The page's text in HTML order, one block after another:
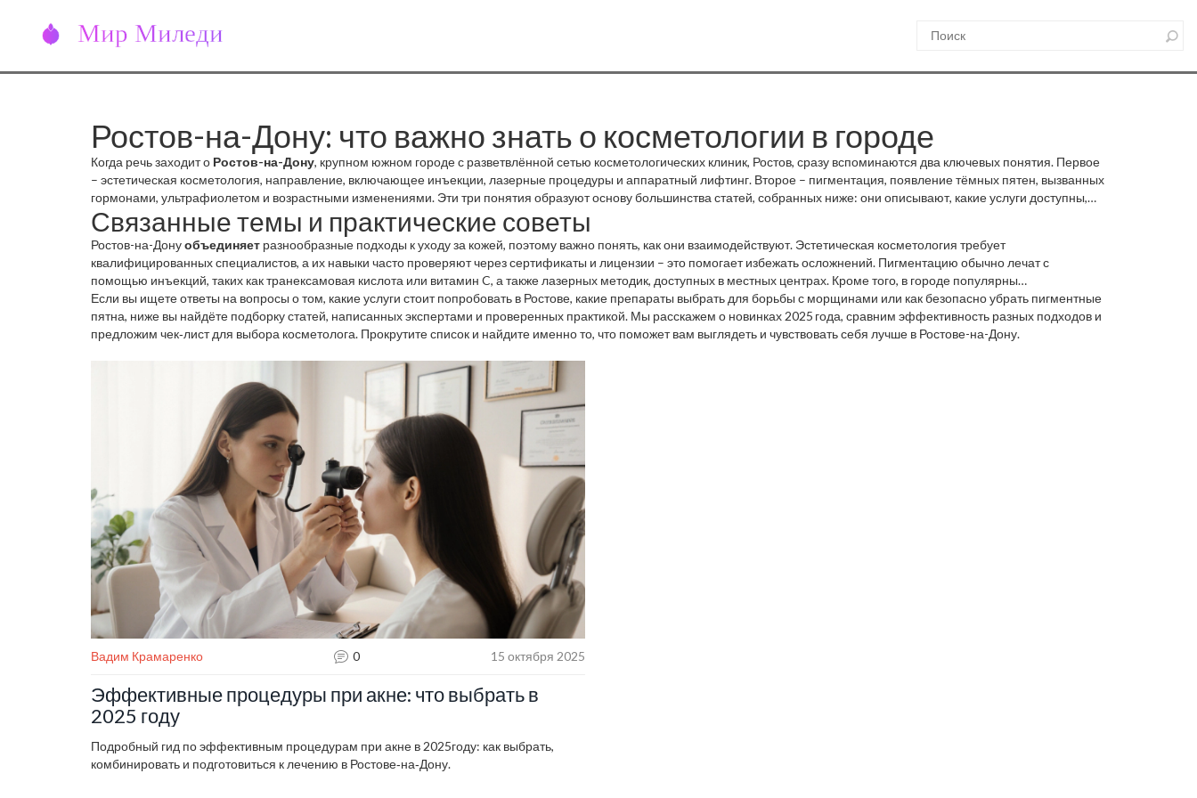
Ростов-на-Дону: что важно знать о косметологии в городе
Когда речь заходит о Ростов-на-Дону, крупном южном городе с разветвлённой сетью косметологических клиник, Ростов, сразу вспоминаются два ключевых понятия. Первое
– эстетическая косметология, направление, включающее инъекции, лазерные процедуры и аппаратный лифтинг. Второе – пигментация, появление тёмных пятен, вызванных
гормонами, ультрафиолетом и возрастными изменениями. Эти три понятия образуют основу большинства статей, собранных ниже: они описывают, какие услуги доступны,
какие ингредиенты работают и какие риски учитывать.
Связанные темы и практические советы
Ростов-на-Донуобъединяет разнообразные подходы к уходу за кожей, поэтому важно понять, как они взаимодействуют. Эстетическая косметология требует
квалифицированных специалистов, а их навыки часто проверяют через сертификаты и лицензии – это помогает избежать осложнений. Пигментацию обычно лечат с
помощью инъекций, таких как транексамовая кислота или витамин C, а также лазерных методик, доступных в местных центрах. Кроме того, в городе популярны
антивозрастные процедуры – от биоревитализантов до RF‑лифтинга, которые помогают поддерживать упругость кожи после 50 лет. Уход за кожей в домашних условиях
дополняет эти процедуры: правильный крем, ночное масло или сыворотка с пептидами усиливают эффект клинических методов.
Если вы ищете ответы на вопросы о том, какие услуги стоит попробовать в Ростове, какие препараты выбрать для борьбы с морщинами или как безопасно убрать пигментные
пятна, ниже вы найдёте подборку статей, написанных экспертами и проверенных практикой. Мы расскажем о новинках 2025 года, сравним эффективность разных подходов и
предложим чек‑лист для выбора косметолога. Прокрутите список и найдите именно то, что поможет вам выглядеть и чувствовать себя лучше в Ростове-на-Дону.
Вадим Крамаренко 0 15 октября 2025
Эффективные процедуры при акне: что выбрать в
2025 году
Подробный гид по эффективным процедурам при акне в 2025году: как выбрать,
комбинировать и подготовиться к лечению в Ростове‑на‑Дону.